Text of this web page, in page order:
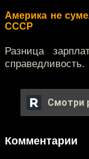
Америка не
СССР
Разница
справедливость.
Смотри
Комментарии